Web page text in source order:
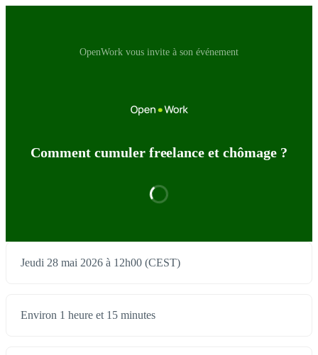
OpenWork vous invite à son événement
Comment cumuler freelance et chômage ?
Jeudi 28 mai 2026 à 12h00 (CEST)
Environ 1 heure et 15 minutes